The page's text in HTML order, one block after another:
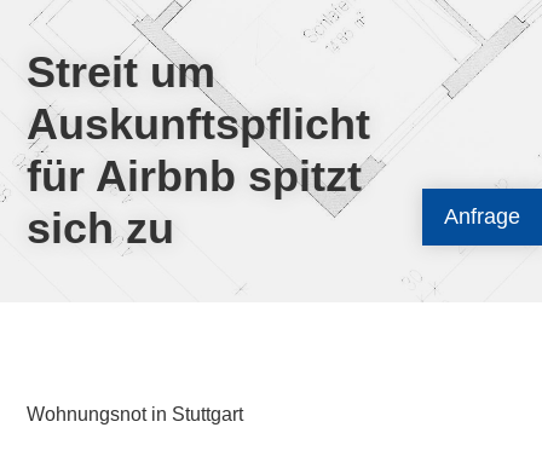
Anfrage
Streit um
Auskunftspflicht
für Airbnb spitzt
sich zu
Wohnungsnot in Stuttgart